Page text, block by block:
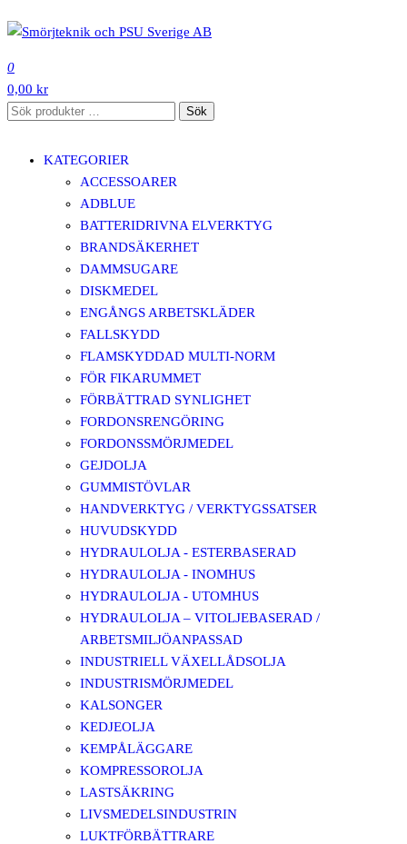
till
innehåll
0
0,00 kr
Sök
Sök
KATEGORIER
ACCESSOARER
ADBLUE
BATTERIDRIVNA ELVERKTYG
BRANDSÄKERHET
DAMMSUGARE
DISKMEDEL
ENGÅNGS ARBETSKLÄDER
FALLSKYDD
FLAMSKYDDAD MULTI-NORM
FÖR FIKARUMMET
FÖRBÄTTRAD SYNLIGHET
FORDONSRENGÖRING
FORDONSSMÖRJMEDEL
GEJDOLJA
GUMMISTÖVLAR
HANDVERKTYG / VERKTYGSSATSER
HUVUDSKYDD
HYDRAULOLJA - ESTERBASERAD
HYDRAULOLJA - INOMHUS
HYDRAULOLJA - UTOMHUS
HYDRAULOLJA – VITOLJEBASERAD /
ARBETSMILJÖANPASSAD
INDUSTRIELL VÄXELLÅDSOLJA
INDUSTRISMÖRJMEDEL
KALSONGER
KEDJEOLJA
KEMPÅLÄGGARE
KOMPRESSOROLJA
LASTSÄKRING
LIVSMEDELSINDUSTRIN
LUKTFÖRBÄTTRARE